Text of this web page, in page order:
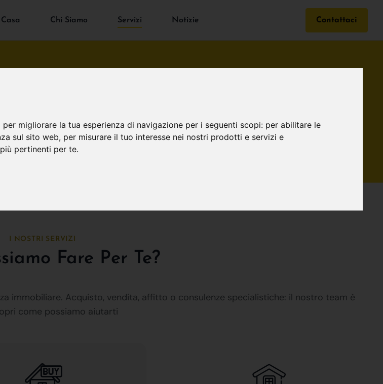
migliorare la tua esperienza di navigazione per i seguenti scopi: per abilitare le
sul sito web, per misurare il tuo interesse nei nostri prodotti e servizi e
pertinenti per te.
Chi Siamo Servizi Notizie Contattaci
Home/ I Nostri Servizi
I NOSTRI SERVIZI
Fare Per Te?
immobiliare. Acquisto, vendita, affitto o consulenze specialistiche: il nostro team è
come possiamo aiutarti